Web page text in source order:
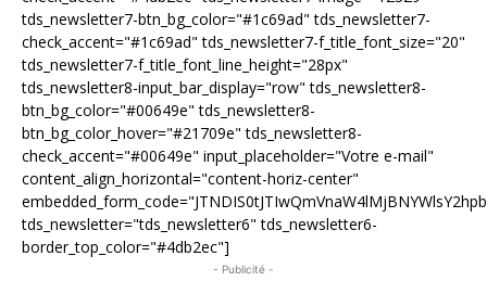
tds_newsletter7-btn_bg_color="#1c69ad" tds_newsletter7-
check_accent="#1c69ad" tds_newsletter7-f_title_font_size="20"
tds_newsletter7-f_title_font_line_height="28px"
tds_newsletter8-input_bar_display="row" tds_newsletter8-
btn_bg_color="#00649e" tds_newsletter8-
btn_bg_color_hover="#21709e" tds_newsletter8-
check_accent="#00649e" input_placeholder="Votre e-mail"
content_align_horizontal="content-horiz-center"
tds_newsletter="tds_newsletter6" tds_newsletter6-
border_top_color="#4db2ec"]
- Publicité -